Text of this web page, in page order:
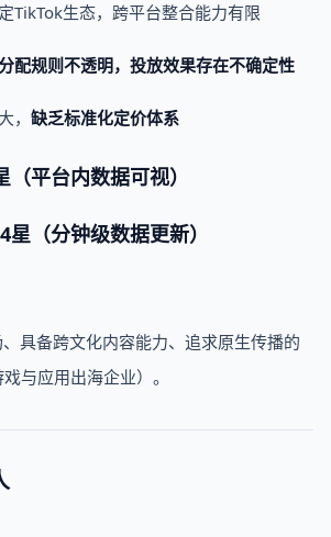
TikTok生态，跨平台整合能力有限
配规则不透明，投放效果存在不确定性
， 缺乏标准化定价体系
平台内数据可视）
（分钟级数据更新）
具备跨文化内容能力、追求原生传播的
与应用出海企业）。